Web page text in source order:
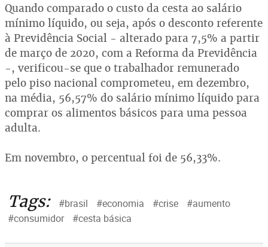
Quando comparado o custo da cesta ao salário
mínimo líquido, ou seja, após o desconto referente
à Previdência Social - alterado para 7,5% a partir
de março de 2020, com a Reforma da Previdência
-, verificou-se que o trabalhador remunerado
pelo piso nacional comprometeu, em dezembro,
na média, 56,57% do salário mínimo líquido para
comprar os alimentos básicos para uma pessoa
adulta.
Em novembro, o percentual foi de 56,33%.
Tags: #brasil #economia #crise
#aumento
#consumidor
#cesta básica